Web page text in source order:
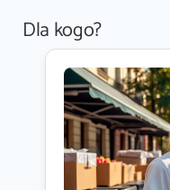
Dla kogo?